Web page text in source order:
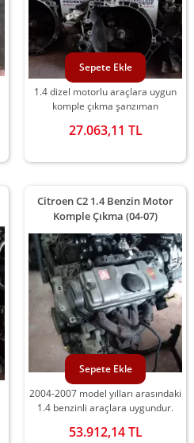
1.4 dizel motorlu araçlara uygun
komple çıkma şanzıman
27.063,11 TL
Sepete Ekle
Citroen C2 1.4 Benzin Motor
Komple Çıkma (04-07)
2004-2007 model yılları arasındaki
1.4 benzinli araçlara uygundur.
53.912,14 TL
Sepete Ekle